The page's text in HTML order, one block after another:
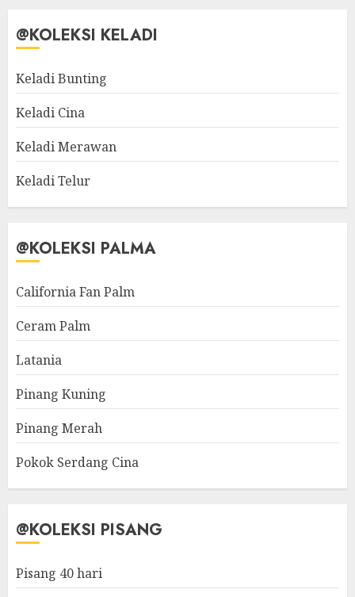
@KOLEKSI KELADI
Keladi Bunting
Keladi Cina
Keladi Merawan
Keladi Telur
@KOLEKSI PALMA
California Fan Palm
Ceram Palm
Latania
Pinang Kuning
Pinang Merah
Pokok Serdang Cina
@KOLEKSI PISANG
Pisang 40 hari